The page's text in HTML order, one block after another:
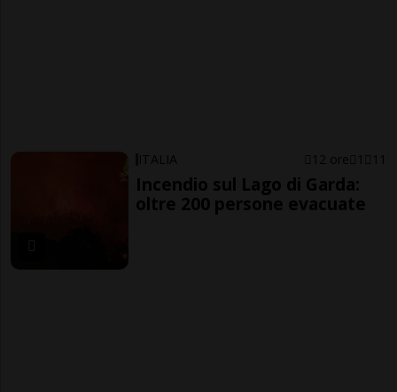
ITALIA 12 ore 1 11
Incendio sul Lago di Garda:
oltre 200 persone evacuate